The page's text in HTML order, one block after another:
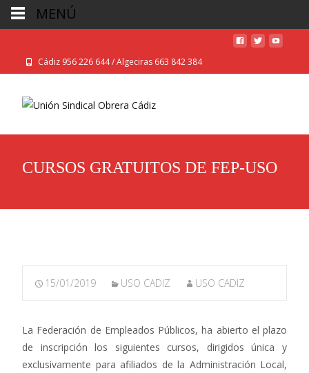
Cádiz 956 226 644 / Algeciras 663 842 384
CURSOS GRATUITOS DE FEP-USO
15/01/2019 USO CADIZ USO CADIZ
La Federación de Empleados Públicos, ha abierto el plazo
de inscripción los siguientes cursos, dirigidos única y
exclusivamente para afiliados de la Administración Local,
MENÚ